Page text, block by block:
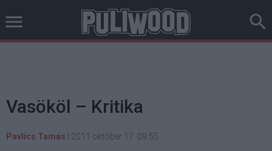
Vasököl – Kritika
Pavlics Tamás 2011 október 17. 09:55